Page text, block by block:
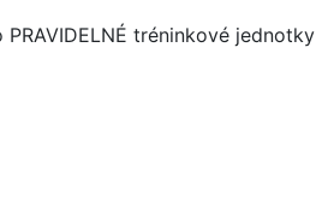
tréninkové jednotky